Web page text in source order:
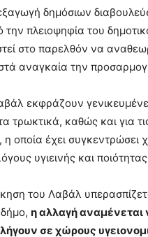
δημόσιων
πλειοψηφία του
στο παρελθόν να
αναγκαία την
εκφράζουν
τρωκτικά, καθώς και για
η οποία έχει
υγιεινής και
του Λαβάλ
η αλλαγή αναμένεται
σε χώρους